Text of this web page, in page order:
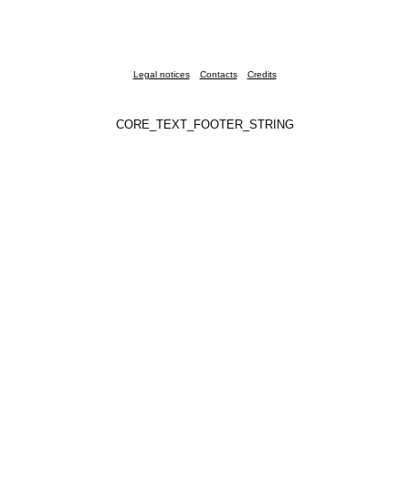
Legal notices Contacts Credits
CORE_TEXT_FOOTER_STRING